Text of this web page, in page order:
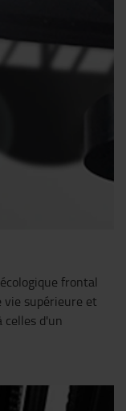
frontal
vie supérieure et
celles d'un